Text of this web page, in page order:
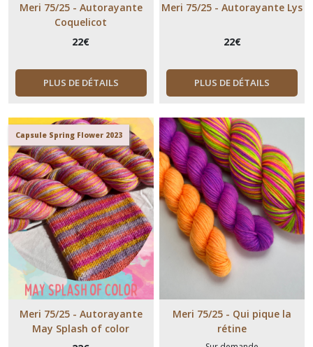
Meri 75/25 - Autorayante
Coquelicot
22€
PLUS DE DÉTAILS
Meri 75/25 - Autorayante Lys
22€
PLUS DE DÉTAILS
Capsule Spring Flower 2023
Meri 75/25 - Autorayante
May Splash of color
Meri 75/25 - Qui pique la
rétine